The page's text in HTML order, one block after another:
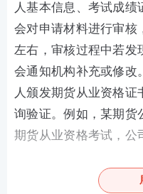
人基本信息、考试成
会对申请材料进行审核
左右，审核过程中若发
会通知机构补充或修改
人颁发期货从业资格
询验证。例如，某期货
期货从业资格考试，公
书，开启在期货行业的